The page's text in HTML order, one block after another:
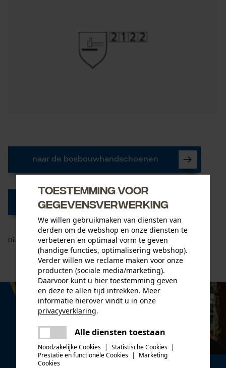
naar de bosbouwhandschoenen
naar de top
Dit artikel aanbevelen
Toestemming voor
gegevensverwerking
We willen gebruikmaken van diensten van
derden om de webshop en onze diensten te
verbeteren en optimaal vorm te geven
(handige functies, optimalisering webshop).
Verder willen we reclame maken voor onze
producten (sociale media/marketing).
Daarvoor kunt u hier toestemming geven
en deze te allen tijd intrekken. Meer
informatie hierover vindt u in onze
privacyverklaring.
Alle diensten toestaan
Noodzakelijke Cookies | Statistische Cookies |
Prestatie en functionele Cookies |
Marketing
Cookies
Er is een fout opgetreden. Gelieve
het opnieuw te proberen.
delen
mail